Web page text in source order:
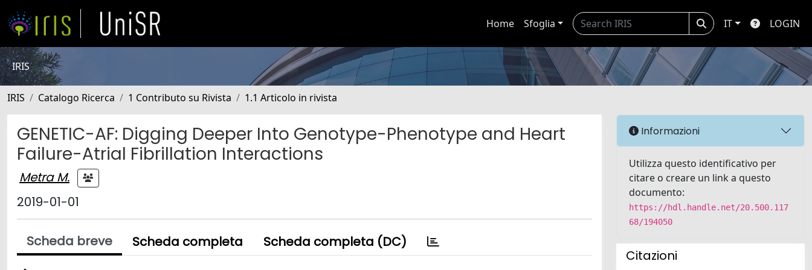
Home Sfoglia IT LOGIN
IRIS
IRIS Catalogo Ricerca 1 Contributo su Rivista 1.1 Articolo in rivista
GENETIC-AF: Digging Deeper Into Genotype-Phenotype and Heart
Failure-Atrial Fibrillation Interactions
Metra M.
2019-01-01
Scheda breve Scheda completa Scheda completa (DC)
Informazioni
Utilizza questo identificativo per
citare o creare un link a questo
documento:
https://hdl.handle.net/20.500.117
68/194050
Citazioni